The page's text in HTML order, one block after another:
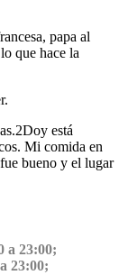
papa al
que hace la
2Doy está
Mi comida en
bueno y el lugar
a 23:00;
23:00;